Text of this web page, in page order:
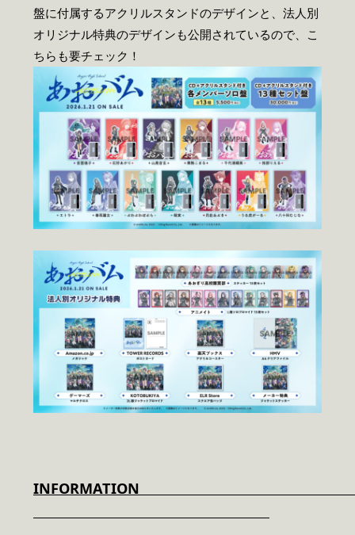
盤に付属するアクリルスタンドのデザインと、法人別
オリジナル特典のデザインも公開されているので、こ
ちらも要チェック！